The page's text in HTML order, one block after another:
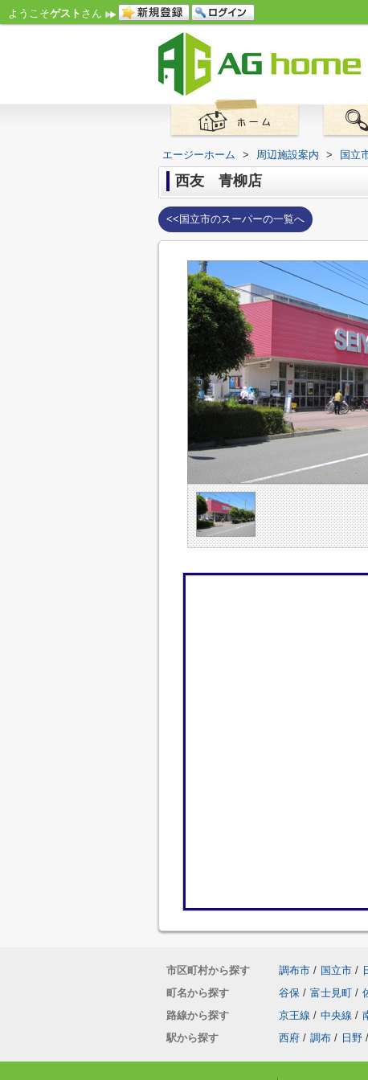
ようこそゲスト さん
エージーホーム > 周辺施設案内 > 国立
西友 青柳店
<<国立市のスーパーの一覧へ
市区町村から探す 調布市 / 国立市 /
町名から探す
谷保 / 富士見町 /
路線から探す
京王線 / 中央線 /
駅から探す
西府 / 調布 / 日野 /